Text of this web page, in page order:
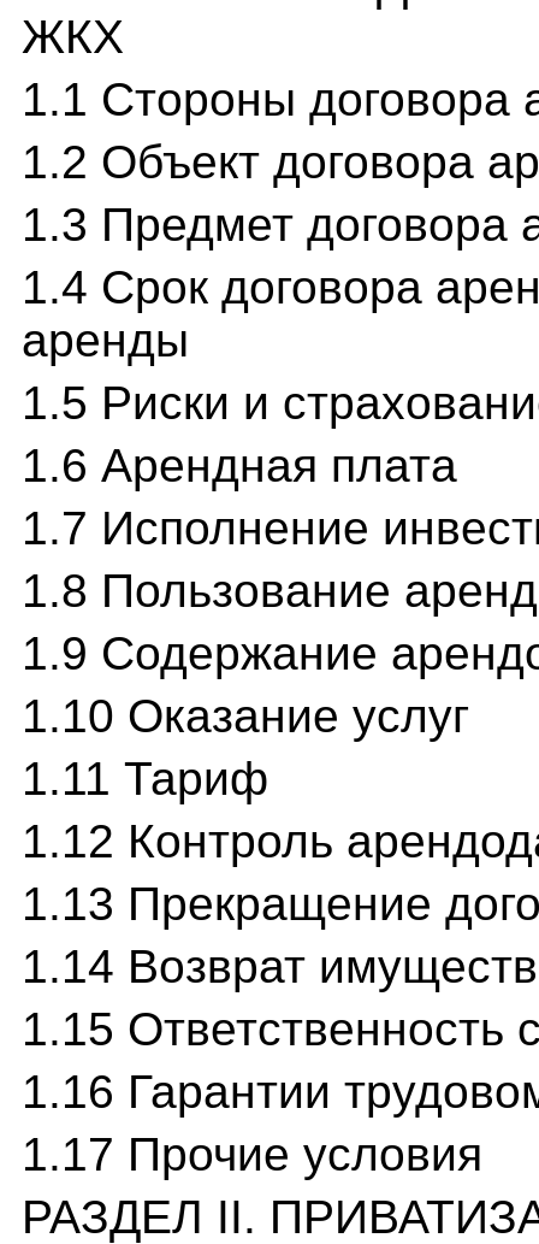
ЖКХ
1.1 Стороны договора
1.2 Объект договора
1.3 Предмет договора
1.4 Срок договора
аренды
1.5 Риски и
1.6 Арендная плата
1.7 Исполнение
1.8 Пользование
1.9 Содержание
1.10 Оказание услуг
1.11 Тариф
1.12 Контроль
1.13 Прекращение
1.14 Возврат
1.15 Ответственность
1.16 Гарантии
1.17 Прочие условия
РАЗДЕЛ II.